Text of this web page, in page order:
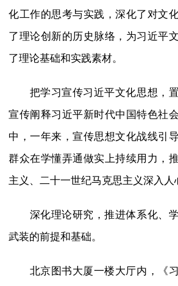
化工作的思考与实践，深化了对文
了理论创新的历史脉络，为习近平
了理论基础和实践素材。
把学习宣传习近平文化思想，置
宣传阐释习近平新时代中国特色社
中，一年来，宣传思想文化战线引
群众在学懂弄通做实上持续用力，
主义、二十一世纪马克思主义深入人
深化理论研究，推进体系化、学
武装的前提和基础。
北京图书大厦一楼大厅内，《习